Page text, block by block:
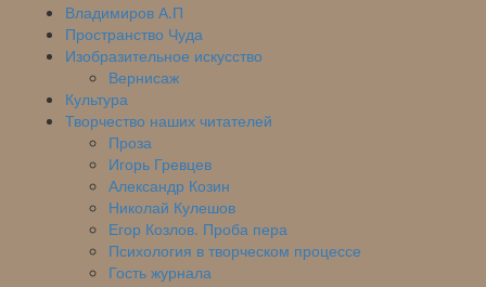
Владимиров А.П
Пространство Чуда
Изобразительное искусство
Вернисаж
Культура
Творчество наших читателей
Проза
Игорь Гревцев
Александр Козин
Николай Кулешов
Егор Козлов. Проба пера
Психология в творческом процессе
Гость журнала